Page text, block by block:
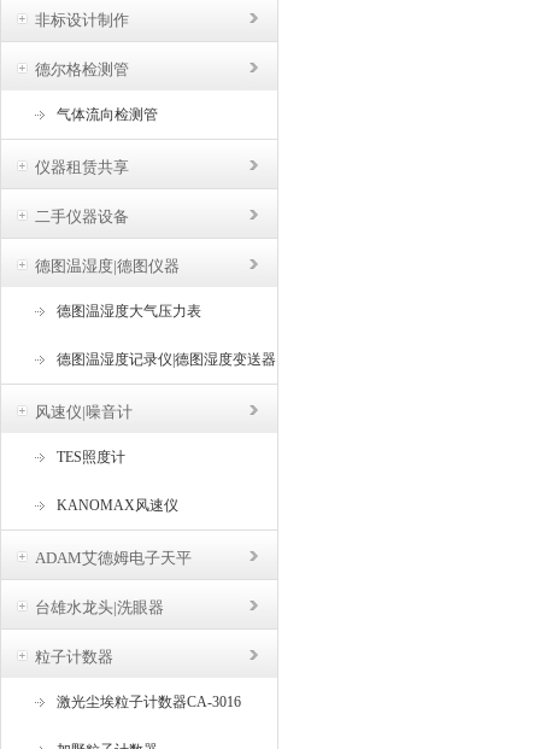
非标设计制作
德尔格检测管
气体流向检测管
仪器租赁共享
二手仪器设备
德图温湿度|德图仪器
德图温湿度大气压力表
德图温湿度记录仪|德图湿度变送器
风速仪|噪音计
TES照度计
KANOMAX风速仪
ADAM艾德姆电子天平
台雄水龙头|洗眼器
粒子计数器
激光尘埃粒子计数器CA-3016